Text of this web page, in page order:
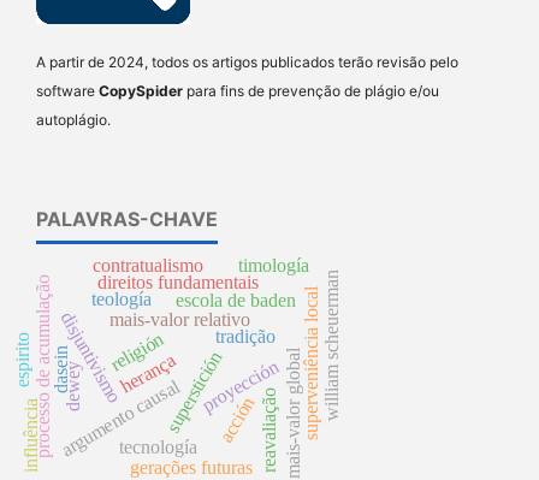
A partir de 2024, todos os artigos publicados terão revisão pelo
software CopySpider para fins de prevenção de plágio e/ou
autoplágio.
PALAVRAS-CHAVE
argumento causalsupersticiónproyección
processo de acumulação mais-valor global
mais-valor relativo superveniência local
disjuntivismoreligión
tecnología
dewey
teología
direitos fundamentais
espirito
influência
william scheuerman
escola de baden
dasein herança
reavaliação
tradição
contratualismo
gerações futuras
timología
acción